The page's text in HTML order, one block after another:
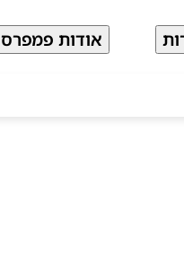
אודות פמפרס